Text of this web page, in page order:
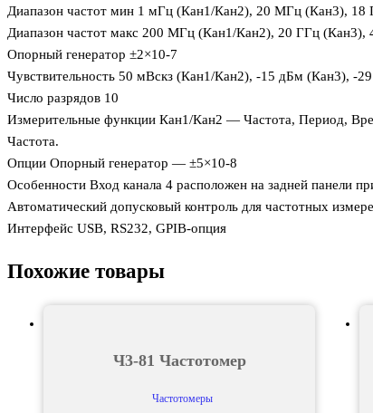
Диапазон частот мин 1 мГц (Кан1/Кан2), 20 МГц (Кан3), 18
Диапазон частот макс 200 МГц (Кан1/Кан2), 20 ГГц (Кан3),
Опорный генератор ±2×10-7
Чувствительность 50 мВскз (Кан1/Кан2), -15 дБм (Кан3), -
Число разрядов 10
Измерительные функции Кан1/Кан2 — Частота, Период,
Частота.
Опции Опорный генератор — ±5×10-8
Особенности Вход канала 4 расположен на задней панели
Автоматический допусковый контроль для частотных
Интерфейс USB, RS232, GPIB-опция
Похожие товары
Ч3-81 Частотомер
Частотомеры